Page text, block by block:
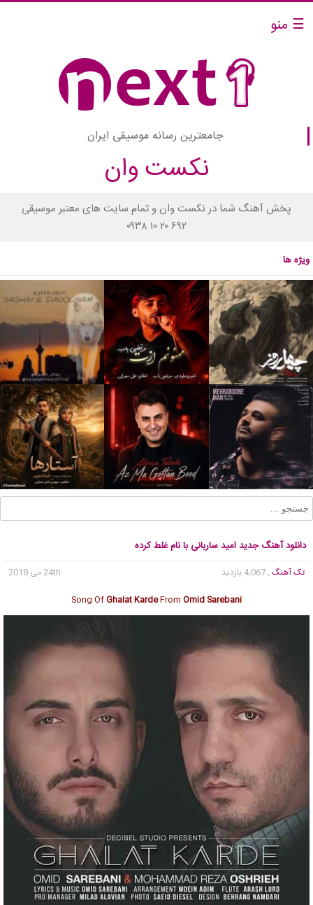
☰ منو
جامعترین رسانه موسیقی ایران
نکست وان
پخش آهنگ شما در نکست وان و تمام سایت های معتبر موسیقی
۰۹۳۸ ۱۰ ۲۰ ۶۹۲
ویژه ها
دانلود آهنگ جدید امید ساربانی با نام غلط کرده
تک آهنگ , 4,067 بازدید
24th می 2018
Song OfGhalat KardeFrom Omid Sarebani